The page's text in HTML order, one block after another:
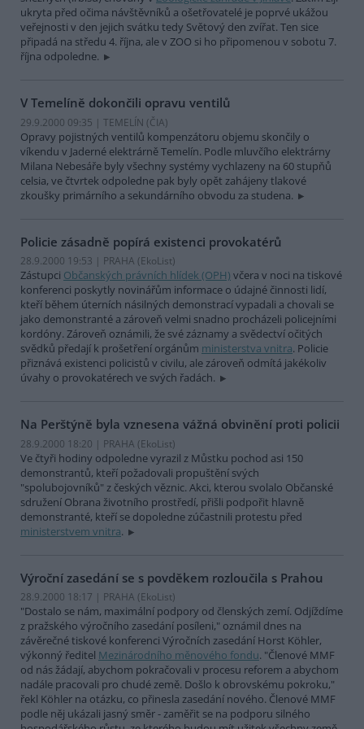
ukryta před očima návštěvníků a ošetřovatelé je poprvé ukážou
veřejnosti v den jejich svátku tedy Světový den zvířat. Ten sice
připadá na středu 4. října, ale v ZOO si ho připomenou v sobotu 7.
října odpoledne.
V Temelíně dokončili opravu ventilů
29.9.2000 09:35 | TEMELÍN (ČIA)
Opravy pojistných ventilů kompenzátoru objemu skončily o
víkendu v Jaderné elektrárně Temelín. Podle mluvčího elektrárny
Milana Nebesáře byly všechny systémy vychlazeny na 60 stupňů
celsia, ve čtvrtek odpoledne pak byly opět zahájeny tlakové
zkoušky primárního a sekundárního obvodu za studena.
Policie zásadně popírá existenci provokatérů
28.9.2000 19:53 | PRAHA (EkoList)
Zástupci Občanských právních hlídek (OPH) včera v noci na tiskové
konferenci poskytly novinářům informace o údajné činnosti lidí,
kteří během úterních násilných demonstrací vypadali a chovali se
jako demonstranté a zároveň velmi snadno procházeli policejními
kordóny. Zároveň oznámili, že své záznamy a svědectví očitých
svědků předají k prošetření orgánům ministerstva vnitra. Policie
přiznává existenci policistů v civilu, ale zároveň odmítá jakékoliv
úvahy o provokatérech ve svých řadách.
Na Perštýně byla vznesena vážná obvinění proti policii
28.9.2000 18:20 | PRAHA (EkoList)
Ve čtyři hodiny odpoledne vyrazil z Můstku pochod asi 150
demonstrantů, kteří požadovali propuštění svých
"spolubojovníků" z českých věznic. Akci, kterou svolalo Občanské
sdružení Obrana životního prostředí, přišli podpořit hlavně
demonstranté, kteří se dopoledne zúčastnili protestu před
ministerstvem vnitra.
Výroční zasedání se s povděkem rozloučila s Prahou
28.9.2000 18:17 | PRAHA (EkoList)
"Dostalo se nám, maximální podpory od členských zemí. Odjíždíme
z pražského výročního zasedání posíleni," oznámil dnes na
závěrečné tiskové konferenci Výročních zasedání Horst Köhler,
výkonný ředitel Mezinárodního měnového fondu. "Členové MMF
od nás žádají, abychom pokračovali v procesu reforem a abychom
nadále pracovali pro chudé země. Došlo k obrovskému pokroku,"
řekl Köhler na otázku, co přinesla zasedání nového. Členové MMF
podle něj ukázali jasný směr - zaměřit se na podporu silného